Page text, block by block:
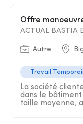
Offre
ACTUAL BASTIA
Autre
Travail
La société
dans le
taille moyenne,